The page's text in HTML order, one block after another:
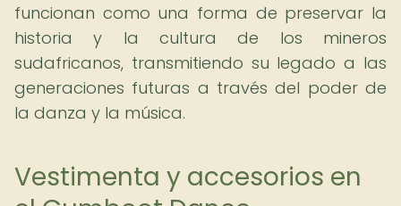
funcionan como una forma de preservar la
historia y la cultura de los mineros
sudafricanos, transmitiendo su legado a las
generaciones futuras a través del poder de
la danza y la música.
Vestimenta y accesorios en